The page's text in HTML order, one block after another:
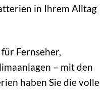
in Ihrem Alltag
Fernseher,
– mit den
haben Sie die volle